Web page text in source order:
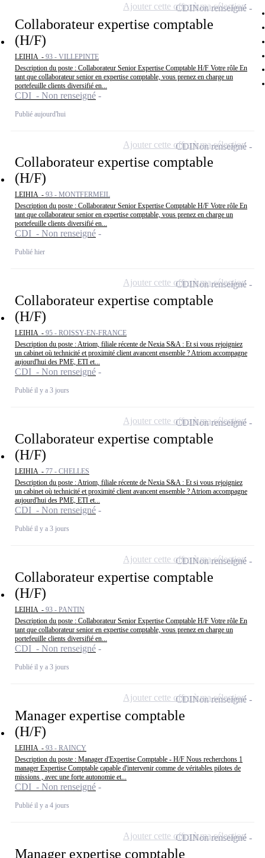
Collaborateur expertise comptable
(H/F)
LEIHIA - 93 - VILLEPINTE
Description du poste : Collaborateur Senior Expertise Comptable H/F Votre rôle En
tant que collaborateur senior en expertise comptable, vous prenez en charge un
portefeuille clients diversifié en...
CDI - Non renseigné
Publié aujourd'hui
CDINon renseigné
Ajouter cette offre à ma sélection
Collaborateur expertise comptable
(H/F)
LEIHIA - 93 - MONTFERMEIL
Description du poste : Collaborateur Senior Expertise Comptable H/F Votre rôle En
tant que collaborateur senior en expertise comptable, vous prenez en charge un
portefeuille clients diversifié en...
CDI - Non renseigné
Publié hier
CDINon renseigné
Ajouter cette offre à ma sélection
Collaborateur expertise comptable
(H/F)
LEIHIA - 95 - ROISSY-EN-FRANCE
Description du poste : Atriom, filiale récente de Nexia S&A : Et si vous rejoigniez
un cabinet où technicité et proximité client avancent ensemble ? Atriom accompagne
aujourd'hui des PME, ETI et...
CDI - Non renseigné
Publié il y a 3 jours
CDINon renseigné
Ajouter cette offre à ma sélection
Collaborateur expertise comptable
(H/F)
LEIHIA - 77 - CHELLES
Description du poste : Atriom, filiale récente de Nexia S&A : Et si vous rejoigniez
un cabinet où technicité et proximité client avancent ensemble ? Atriom accompagne
aujourd'hui des PME, ETI et...
CDI - Non renseigné
Publié il y a 3 jours
CDINon renseigné
Ajouter cette offre à ma sélection
Collaborateur expertise comptable
(H/F)
LEIHIA - 93 - PANTIN
Description du poste : Collaborateur Senior Expertise Comptable H/F Votre rôle En
tant que collaborateur senior en expertise comptable, vous prenez en charge un
portefeuille clients diversifié en...
CDI - Non renseigné
Publié il y a 3 jours
CDINon renseigné
Ajouter cette offre à ma sélection
Manager expertise comptable
(H/F)
LEIHIA - 93 - RAINCY
Description du poste : Manager d'Expertise Comptable - H/F Nous recherchons 1
manager Expertise Comptable capable d'intervenir comme de véritables pilotes de
missions , avec une forte autonomie et...
CDI - Non renseigné
Publié il y a 4 jours
CDINon renseigné
Ajouter cette offre à ma sélection
Manager expertise comptable
CDINon renseigné
Ajouter cette offre à ma sélection